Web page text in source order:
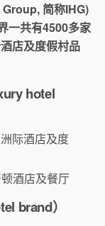
简称IHG)
一共有4500多家
店及度假村品
hotel
际酒店及度
酒店及餐厅
brand）